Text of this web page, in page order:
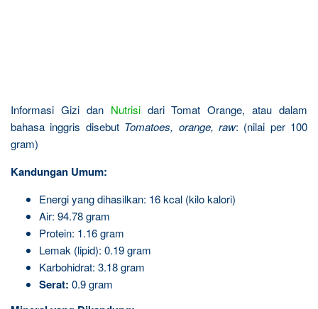
Informasi Gizi dan Nutrisidari Tomat Orange, atau dalam
bahasa inggris disebut Tomatoes, orange, raw: (nilai per 100
gram)
Kandungan Umum:
Energi yang dihasilkan: 16 kcal (kilo kalori)
Air: 94.78 gram
Protein: 1.16 gram
Lemak (lipid): 0.19 gram
Karbohidrat: 3.18 gram
Serat: 0.9 gram